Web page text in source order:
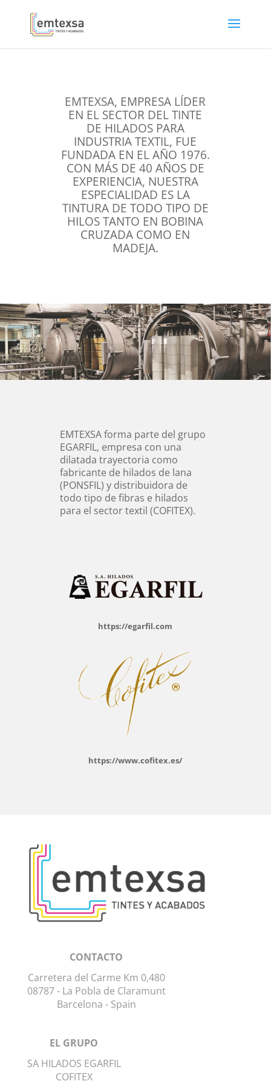
EMTEXSA, EMPRESA LÍDER
EN EL SECTOR DEL TINTE
DE HILADOS PARA
INDUSTRIA TEXTIL, FUE
FUNDADA EN EL AÑO 1976.
CON MÁS DE 40 AÑOS DE
EXPERIENCIA, NUESTRA
ESPECIALIDAD ES LA
TINTURA DE TODO TIPO DE
HILOS TANTO EN BOBINA
CRUZADA COMO EN
MADEJA.
EMTEXSA forma parte del grupo
EGARFIL, empresa con una
dilatada trayectoria como
fabricante de hilados de lana
(PONSFIL) y distribuidora de
todo tipo de fibras e hilados
para el sector textil (COFITEX).
https://egarfil.com
https://www.cofitex.es/
CONTACTO
Carretera del Carme Km 0,480
08787 - La Pobla de Claramunt
Barcelona - Spain
EL GRUPO
SA HILADOS EGARFIL
COFITEX